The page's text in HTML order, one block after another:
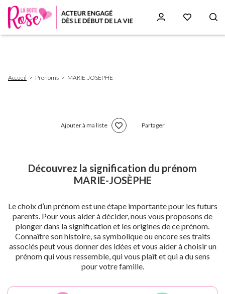
d'Ariane
Accueil Prenoms MARIE-JOSÈPHE
Ajouter à ma liste Partager
Découvrez la signification du prénom
MARIE-JOSÈPHE
Le choix d’un prénom est une étape importante pour les futurs
parents. Pour vous aider à décider, nous vous proposons de
plonger dans la signification et les origines de ce prénom.
Connaître son histoire, sa symbolique ou encore ses traits
associés peut vous donner des idées et vous aider à choisir un
prénom qui vous ressemble, qui vous plaît et qui a du sens
pour votre famille.